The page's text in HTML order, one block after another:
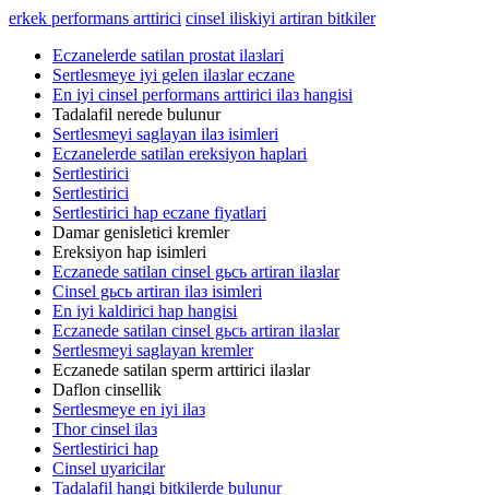
erkek performans arttirici cinsel iliskiyi artiran bitkiler
Eczanelerde satilan prostat ilaзlari
Sertlesmeye iyi gelen ilaзlar eczane
En iyi cinsel performans arttirici ilaз hangisi
Tadalafil nerede bulunur
Sertlesmeyi saglayan ilaз isimleri
Eczanelerde satilan ereksiyon haplari
Sertlestirici
Sertlestirici
Sertlestirici hap eczane fiyatlari
Damar genisletici kremler
Ereksiyon hap isimleri
Eczanede satilan cinsel gьcь artiran ilaзlar
Cinsel gьcь artiran ilaз isimleri
En iyi kaldirici hap hangisi
Eczanede satilan cinsel gьcь artiran ilaзlar
Sertlesmeyi saglayan kremler
Eczanede satilan sperm arttirici ilaзlar
Daflon cinsellik
Sertlesmeye en iyi ilaз
Thor cinsel ilaз
Sertlestirici hap
Cinsel uyaricilar
Tadalafil hangi bitkilerde bulunur